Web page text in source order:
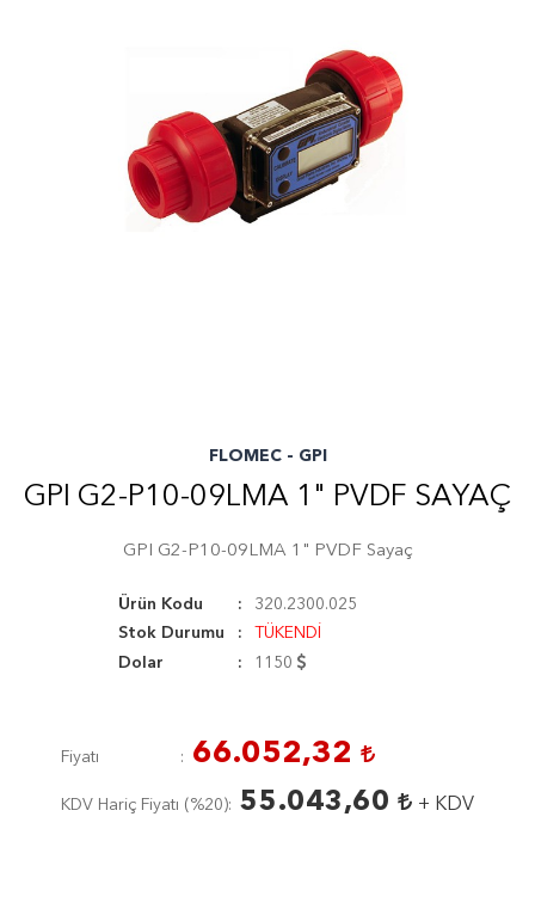
FLOMEC - GPI
GPI G2-P10-09LMA 1" PVDF SAYAÇ
GPI G2-P10-09LMA 1" PVDF Sayaç
Ürün Kodu
320.2300.025
Stok Durumu
TÜKENDİ
Dolar
1150
Fiyatı 66.052,32
KDV Hariç Fiyatı ( %20 ) 55.043,60 + KDV